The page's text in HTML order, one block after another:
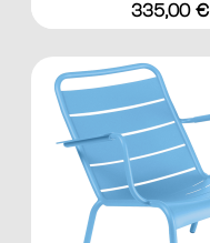
Preis
335,00 €